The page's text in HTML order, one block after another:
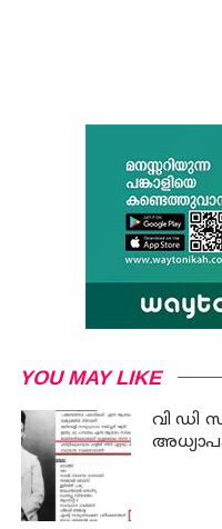
YOU MAY LIKE
വി ഡി